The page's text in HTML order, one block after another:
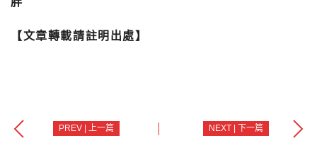
【文章轉載請註明出處】
PREV | 上一篇 NEXT | 下一篇